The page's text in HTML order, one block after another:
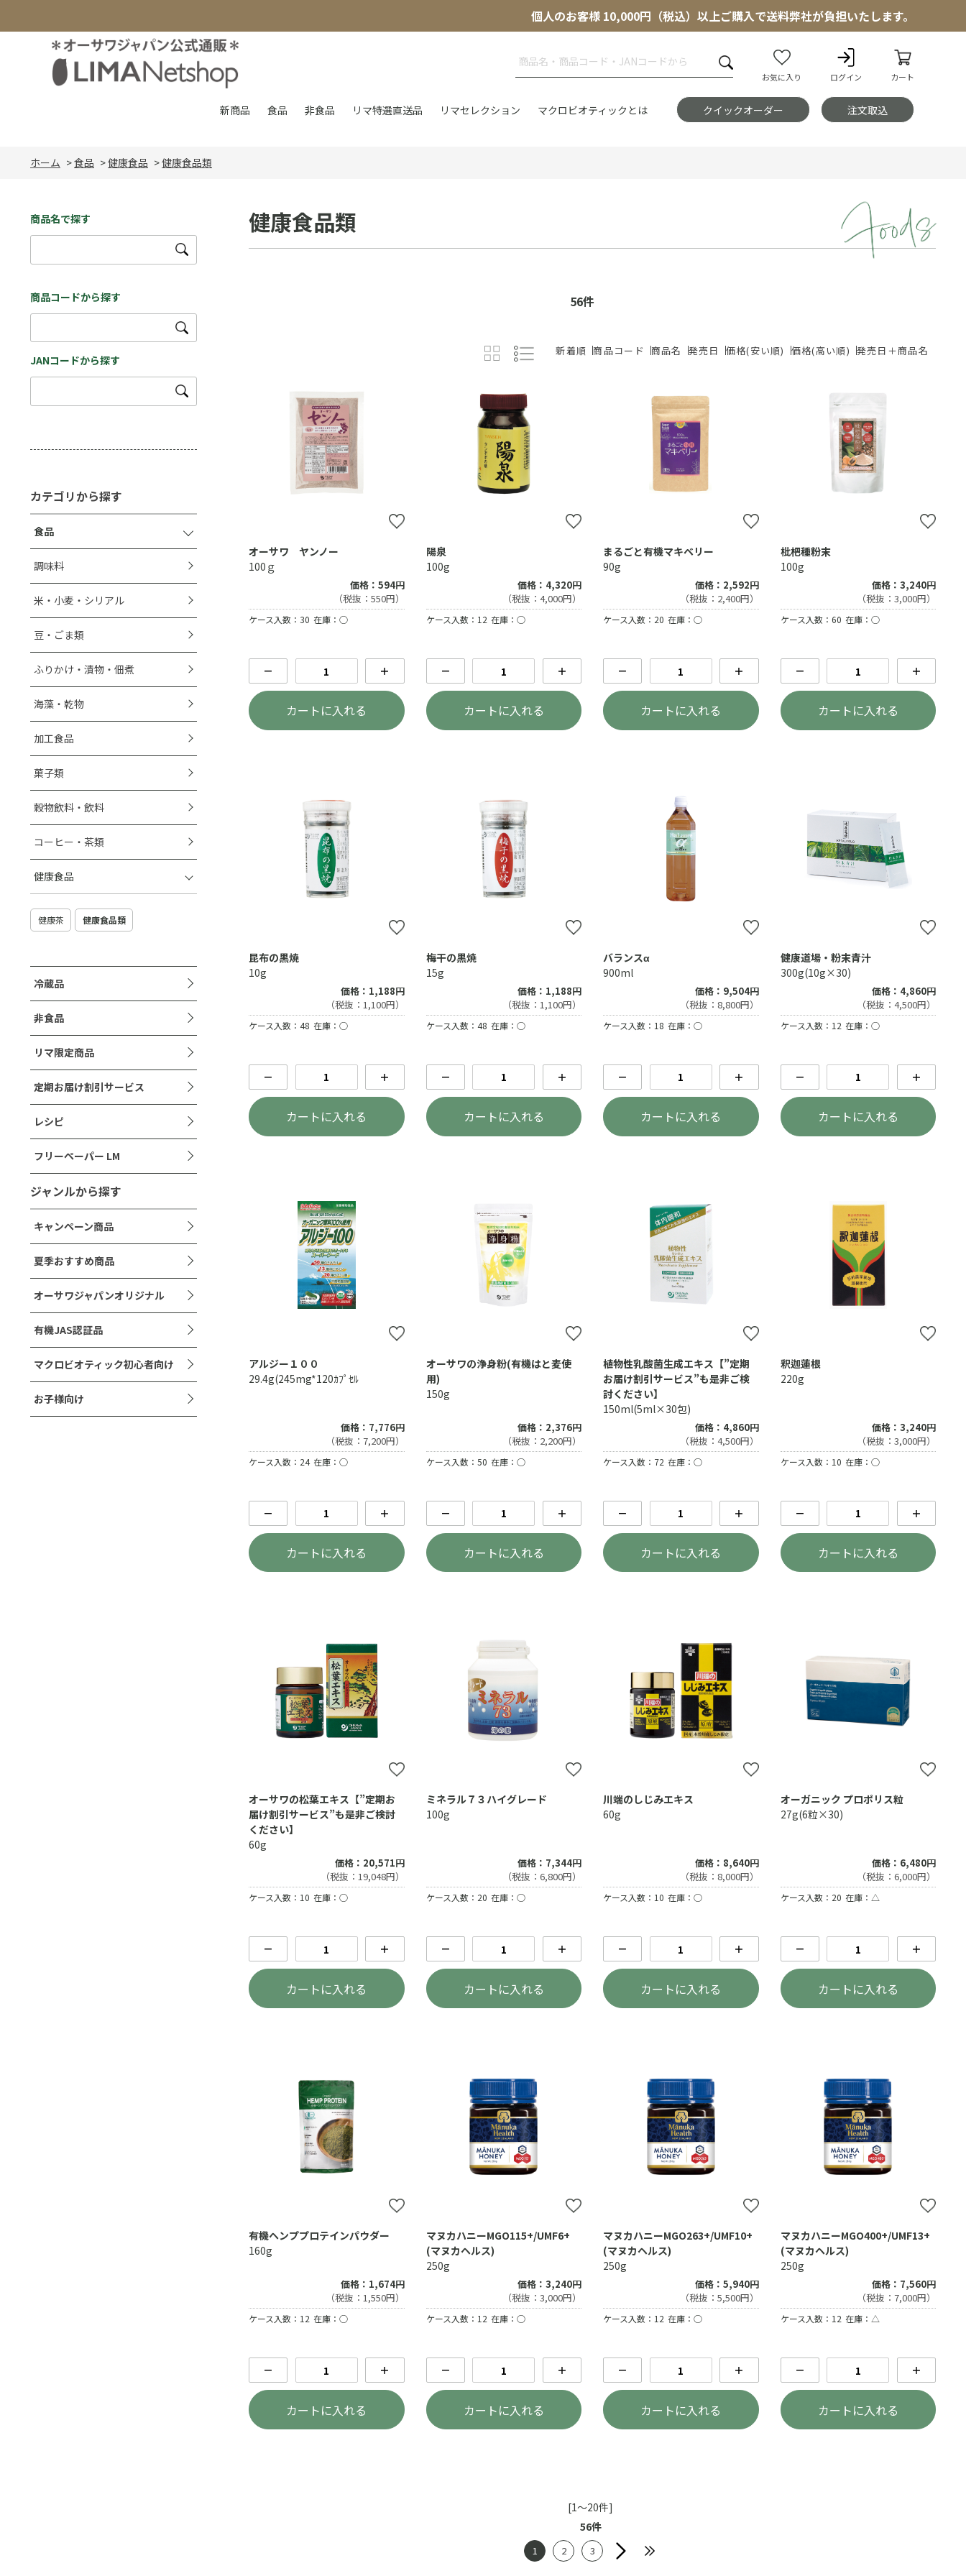
個人のお客様 10,000円（税込）以上ご購入で送料弊社が負担いたします。
お気に入り ログイン カート
新商品 食品 非食品 リマ特選直送品 リマセレクション マクロビオティックとは クイックオーダー 注文取込
ホーム >食品 >健康食品 >健康食品類
商品名で探す
商品コードから探す
JANコードから探す
カテゴリから探す
食品
調味料
米・小麦・シリアル
豆・ごま類
ふりかけ・漬物・佃煮
海藻・乾物
加工食品
菓子類
穀物飲料・飲料
コーヒー・茶類
健康食品
健康茶 健康食品類
冷蔵品
非食品
リマ限定商品
定期お届け割引サービス
レシピ
フリーペーパー LM
ジャンルから探す
キャンペーン商品
夏季おすすめ商品
オーサワジャパンオリジナル
有機JAS認証品
マクロビオティック初心者向け
お子様向け
健康食品類
新着順 商品コード 商品名 発売日 価格(安い順) 価格(高い順) 発売日＋商品名
56件
オーサワ ヤンノー
100ｇ
価格：594円
（税抜：550円）
ケース入数：30 在庫：○
－ ＋
カートに入れる
陽泉
100g
価格：4,320円
（税抜：4,000円）
ケース入数：12 在庫：○
－ ＋
カートに入れる
まるごと有機マキベリー
90g
価格：2,592円
（税抜：2,400円）
ケース入数：20 在庫：○
－ ＋
カートに入れる
枇杷種粉末
100g
価格：3,240円
（税抜：3,000円）
ケース入数：60 在庫：○
－ ＋
カートに入れる
昆布の黒焼
10g
価格：1,188円
（税抜：1,100円）
ケース入数：48 在庫：○
－ ＋
カートに入れる
梅干の黒焼
15g
価格：1,188円
（税抜：1,100円）
ケース入数：48 在庫：○
－ ＋
カートに入れる
バランスα
900ml
価格：9,504円
（税抜：8,800円）
ケース入数：18 在庫：○
－ ＋
カートに入れる
健康道場・粉末青汁
300g(10g×30)
価格：4,860円
（税抜：4,500円）
ケース入数：12 在庫：○
－ ＋
カートに入れる
アルジー１００
29.4g(245mg*120ｶﾌﾟｾﾙ
価格：7,776円
（税抜：7,200円）
ケース入数：24 在庫：○
－ ＋
カートに入れる
オーサワの浄身粉(有機はと麦使
用)
150g
価格：2,376円
（税抜：2,200円）
ケース入数：50 在庫：○
－ ＋
カートに入れる
植物性乳酸菌生成エキス【”定期
お届け割引サービス”も是非ご検
討ください】
150ml(5ml×30包)
価格：4,860円
（税抜：4,500円）
ケース入数：72 在庫：○
－ ＋
カートに入れる
釈迦蓮根
220g
価格：3,240円
（税抜：3,000円）
ケース入数：10 在庫：○
－ ＋
カートに入れる
オーサワの松葉エキス【”定期お
届け割引サービス”も是非ご検討
ください】
60g
価格：20,571円
（税抜：19,048円）
ケース入数：10 在庫：○
－ ＋
カートに入れる
ミネラル７３ハイグレード
100g
価格：7,344円
（税抜：6,800円）
ケース入数：20 在庫：○
－ ＋
カートに入れる
川端のしじみエキス
60g
価格：8,640円
（税抜：8,000円）
ケース入数：10 在庫：○
－ ＋
カートに入れる
オーガニック プロポリス粒
27g(6粒×30)
価格：6,480円
（税抜：6,000円）
ケース入数：20 在庫：△
－ ＋
カートに入れる
有機ヘンププロテインパウダー
160g
価格：1,674円
（税抜：1,550円）
ケース入数：12 在庫：○
－ ＋
カートに入れる
マヌカハニーMGO115+/UMF6+
(マヌカヘルス)
250g
価格：3,240円
（税抜：3,000円）
ケース入数：12 在庫：○
－ ＋
カートに入れる
マヌカハニーMGO263+/UMF10+
(マヌカヘルス)
250g
価格：5,940円
（税抜：5,500円）
ケース入数：12 在庫：○
－ ＋
カートに入れる
マヌカハニーMGO400+/UMF13+
(マヌカヘルス)
250g
価格：7,560円
（税抜：7,000円）
ケース入数：12 在庫：△
－ ＋
カートに入れる
[1～20件]
56件
1 2 3